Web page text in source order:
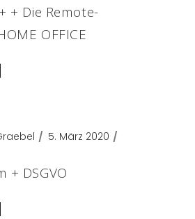
+ Die Remote-
OFFICE
5. März 2020
+ DSGVO